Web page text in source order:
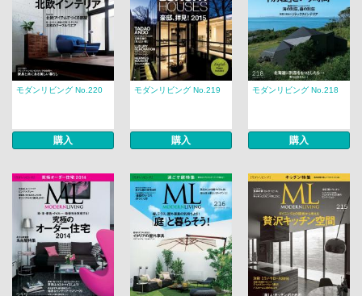
モダンリビング No.220
購入
モダンリビング No.219
購入
モダンリビング No.218
購入